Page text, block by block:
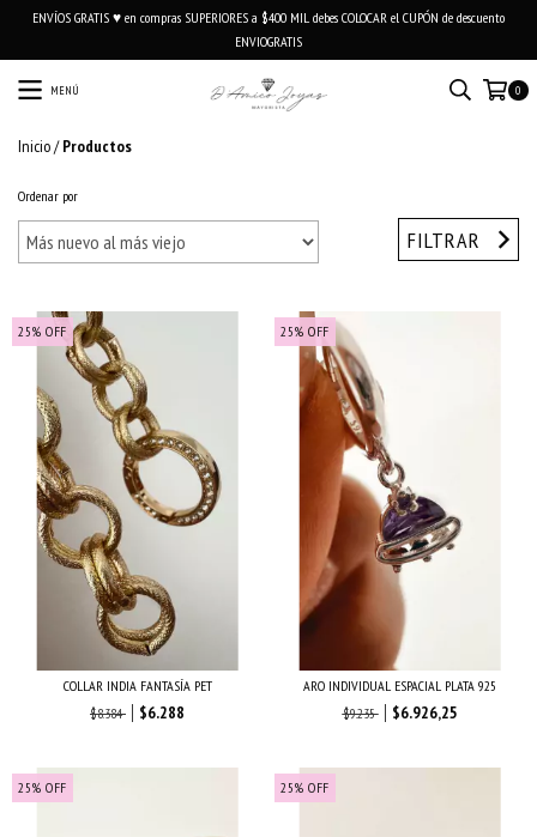
ENVÍOS GRATIS ♥ en compras SUPERIORES a $400 MIL debes COLOCAR el CUPÓN de descuento
ENVIOGRATIS
MENÚ 0
Inicio/ Productos
Ordenar por
FILTRAR
25% OFF
COLLAR INDIA FANTASÍA PET
$8.384
$6.288
25% OFF
ARO INDIVIDUAL ESPACIAL PLATA 925
$9.235
$6.926,25
25% OFF 25% OFF